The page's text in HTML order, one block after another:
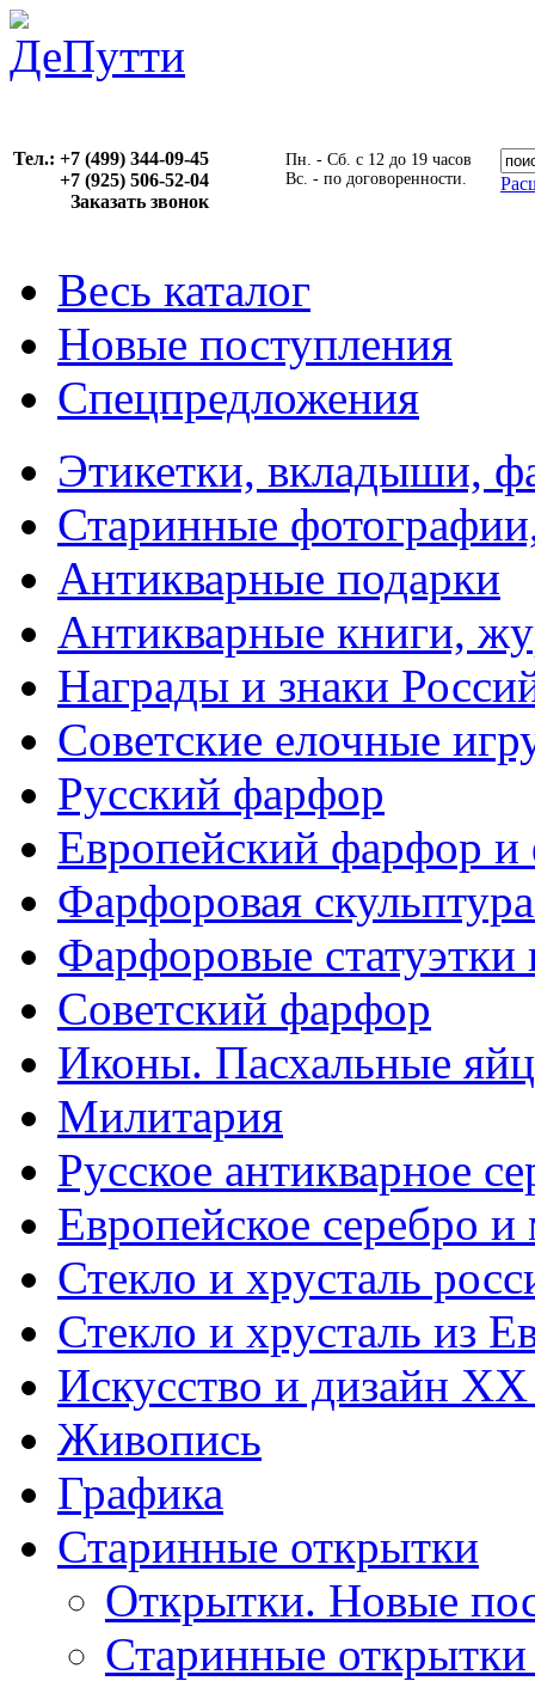
Тел.: +7 (499) 344-09-45
(925) 506-52-04
Заказать звонок
Пн. - Сб. с 12 до 19 часов
Вс. - по договоренности.
Весь каталог
Новые поступления
Спецпредложения
Этикетки, вкладыши,
Старинные
Антикварные подарки
Антикварные книги,
Награды и знаки
Советские елочные
Русский фарфор
Европейский фарфор и
Фарфоровая
Фарфоровые
Советский фарфор
Иконы. Пасхальные
Милитария
Русское антикварное
Европейское серебро
Стекло и хрусталь
Стекло и хрусталь из
Искусство и дизайн XX
Живопись
Графика
Старинные открытки
Открытки. Новые
Старинные